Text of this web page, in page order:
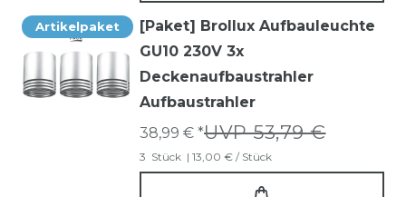
Artikelpaket
[Paket] Brollux Aufbauleuchte
GU10 230V 3x
Deckenaufbaustrahler
Aufbaustrahler
UVP 53,79 €
38,99 € *
3 Stück | 13,00 € / Stück